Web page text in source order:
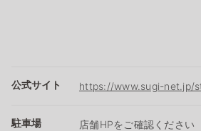
公式サイト https://www.sugi-net.jp/
駐車場 店舗HPをご確認ください